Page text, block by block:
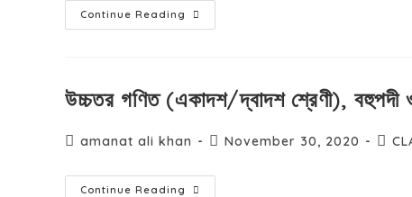
Continue Reading
উচ্চতর গণিত (একাদশ/দ্বাদশ শ্রেণী), বহুপদী
amanat ali khan November 30, 2020
Continue Reading